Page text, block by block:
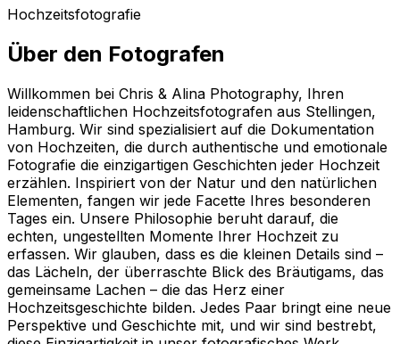
Hochzeitsfotografie
Über den Fotografen
Willkommen bei Chris & Alina Photography, Ihren
leidenschaftlichen Hochzeitsfotografen aus Stellingen,
Hamburg. Wir sind spezialisiert auf die Dokumentation
von Hochzeiten, die durch authentische und emotionale
Fotografie die einzigartigen Geschichten jeder Hochzeit
erzählen. Inspiriert von der Natur und den natürlichen
Elementen, fangen wir jede Facette Ihres besonderen
Tages ein. Unsere Philosophie beruht darauf, die
echten, ungestellten Momente Ihrer Hochzeit zu
erfassen. Wir glauben, dass es die kleinen Details sind –
das Lächeln, der überraschte Blick des Bräutigams, das
gemeinsame Lachen – die das Herz einer
Hochzeitsgeschichte bilden. Jedes Paar bringt eine neue
Perspektive und Geschichte mit, und wir sind bestrebt,